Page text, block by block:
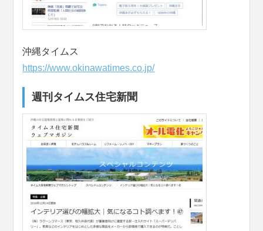
沖縄タイムス
https://www.okinawatimes.co.jp/
週刊タイムス住宅新聞